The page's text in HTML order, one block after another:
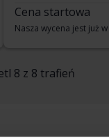
Cena startowa
Nasza wycena jest już
8 z 8 trafień